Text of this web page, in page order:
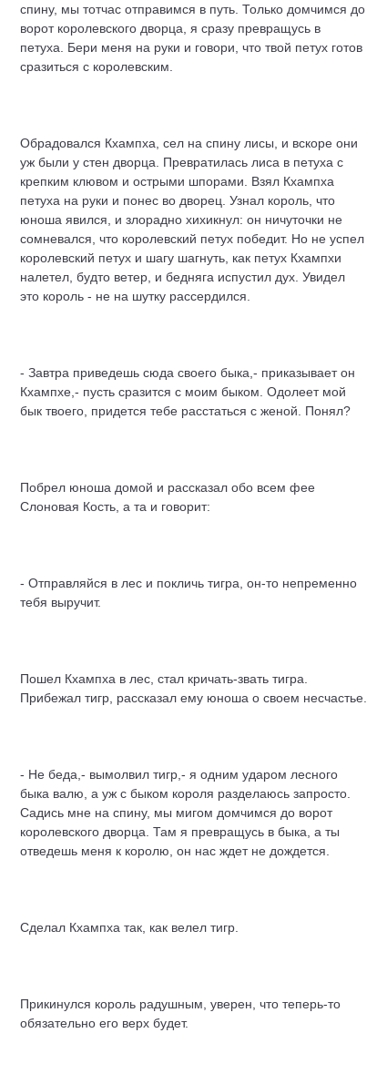
спину, мы тотчас отправимся в путь. Только домчимся до
ворот королевского дворца, я сразу превращусь в
петуха. Бери меня на руки и говори, что твой петух готов
сразиться с королевским.
Обрадовался Кхампха, сел на спину лисы, и вскоре они
уж были у стен дворца. Превратилась лиса в петуха с
крепким клювом и острыми шпорами. Взял Кхампха
петуха на руки и понес во дворец. Узнал король, что
юноша явился, и злорадно хихикнул: он ничуточки не
сомневался, что королевский петух победит. Но не успел
королевский петух и шагу шагнуть, как петух Кхампхи
налетел, будто ветер, и бедняга испустил дух. Увидел
это король - не на шутку рассердился.
- Завтра приведешь сюда своего быка,- приказывает он
Кхампхе,- пусть сразится с моим быком. Одолеет мой
бык твоего, придется тебе расстаться с женой. Понял?
Побрел юноша домой и рассказал обо всем фее
Слоновая Кость, а та и говорит:
- Отправляйся в лес и покличь тигра, он-то непременно
тебя выручит.
Пошел Кхампха в лес, стал кричать-звать тигра.
Прибежал тигр, рассказал ему юноша о своем несчастье.
- Не беда,- вымолвил тигр,- я одним ударом лесного
быка валю, а уж с быком короля разделаюсь запросто.
Садись мне на спину, мы мигом домчимся до ворот
королевского дворца. Там я превращусь в быка, а ты
отведешь меня к королю, он нас ждет не дождется.
Сделал Кхампха так, как велел тигр.
Прикинулся король радушным, уверен, что теперь-то
обязательно его верх будет.